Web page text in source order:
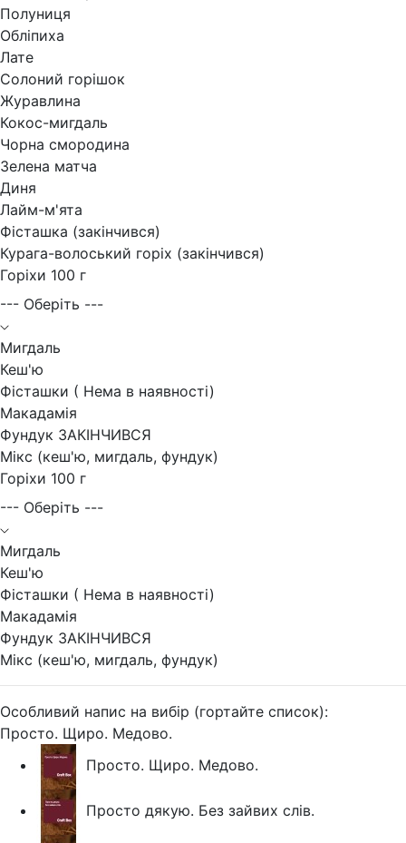
Полуниця
Обліпиха
Лате
Солоний горішок
Журавлина
Кокос-мигдаль
Чорна смородина
Зелена матча
Диня
Лайм-м'ята
Фісташка (закінчився)
Курага-волоський горіх (закінчився)
Горіхи 100 г
--- Оберіть ---
Мигдаль
Кеш'ю
Фісташки ( Нема в наявності)
Макадамія
Фундук ЗАКІНЧИВСЯ
Мікс (кеш'ю, мигдаль, фундук)
Горіхи 100 г
--- Оберіть ---
Мигдаль
Кеш'ю
Фісташки ( Нема в наявності)
Макадамія
Фундук ЗАКІНЧИВСЯ
Мікс (кеш'ю, мигдаль, фундук)
Особливий напис на вибір (гортайте список):
Просто. Щиро. Медово.
Просто. Щиро. Медово.
Просто дякую. Без зайвих слів.